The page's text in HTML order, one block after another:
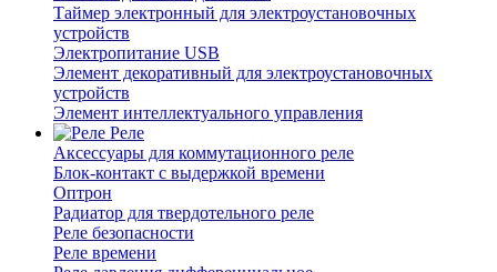
Таймер электронный для электроустановочных
устройств
Электропитание USB
Элемент декоративный для электроустановочных
устройств
Элемент интеллектуального управления
Реле
Аксессуары для коммутационного реле
Блок-контакт с выдержкой времени
Оптрон
Радиатор для твердотельного реле
Реле безопасности
Реле времени